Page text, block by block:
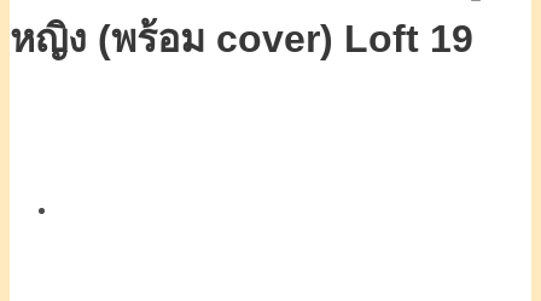
หญิง (พร้อม cover) Loft 19